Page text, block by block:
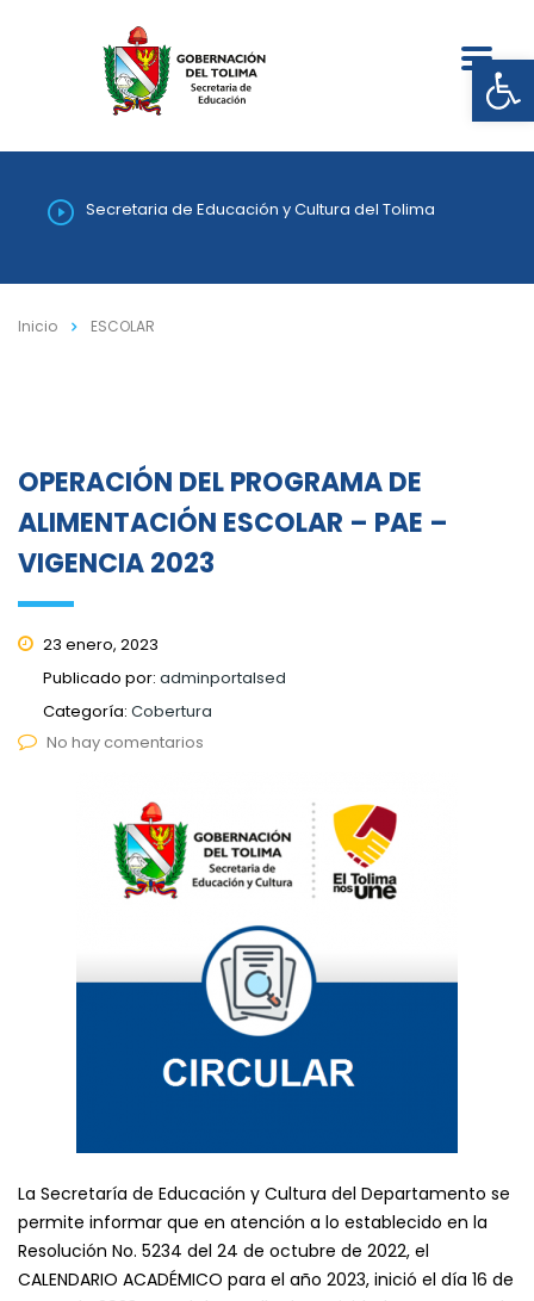
Secretaria de Educación y Cultura del Tolima
Inicio ESCOLAR
OPERACIÓN DEL PROGRAMA DE
ALIMENTACIÓN ESCOLAR – PAE –
VIGENCIA 2023
23 enero, 2023
Publicado por: adminportalsed
Categoría: Cobertura
No hay comentarios
La Secretaría de Educación y Cultura del Departamento se
permite informar que en atención a lo establecido en la
Resolución No. 5234 del 24 de octubre de 2022, el
CALENDARIO ACADÉMICO para el año 2023, inició el día 16 de